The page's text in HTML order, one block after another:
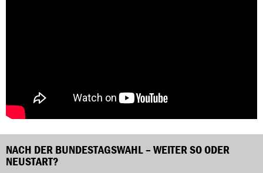
NACH DER BUNDESTAGSWAHL – WEITER SO ODER
NEUSTART?